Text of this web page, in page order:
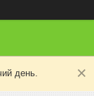
день.